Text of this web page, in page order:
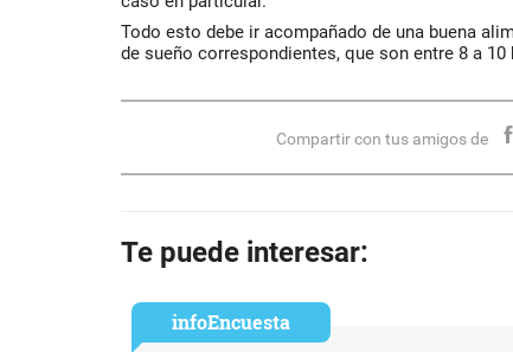
Todo esto debe ir acompañado de una buena
de sueño correspondientes, que son entre 8 a 10
Compartir con tus amigos de
Te puede interesar:
infoEncuesta